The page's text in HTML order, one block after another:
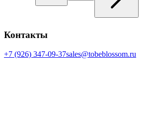
Контакты
+7 (926) 347-09-37sales@tobeblossom.ru